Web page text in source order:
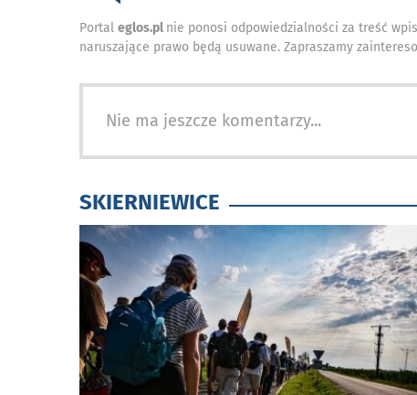
Portal eglos.pl nie ponosi odpowiedzialności za treść
naruszające prawo będą usuwane. Zapraszamy
Nie ma jeszcze komentarzy...
SKIERNIEWICE